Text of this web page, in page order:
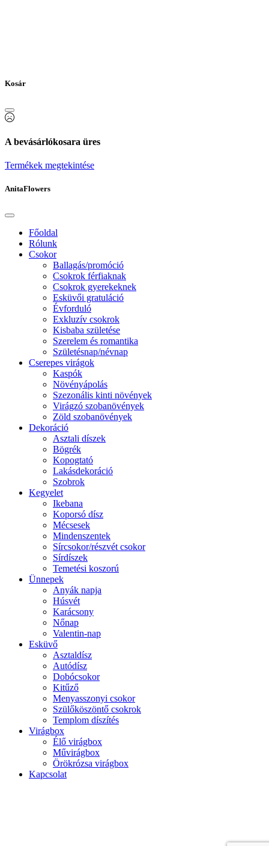
Kosár
A bevásárlókosara üres
Termékek megtekintése
AnitaFlowers
Főoldal
Rólunk
Csokor
Ballagás/promóció
Csokrok férfiaknak
Csokrok gyerekeknek
Esküvői gratuláció
Évforduló
Exkluzív csokrok
Kisbaba születése
Szerelem és romantika
Születésnap/névnap
Cserepes virágok
Kaspók
Növényápolás
Szezonális kinti növények
Virágzó szobanövények
Zöld szobanövények
Dekoráció
Asztali díszek
Bögrék
Kopogtató
Lakásdekoráció
Szobrok
Kegyelet
Ikebana
Koporsó dísz
Mécsesek
Mindenszentek
Sírcsokor/részvét csokor
Sírdíszek
Temetési koszorú
Ünnepek
Anyák napja
Húsvét
Karácsony
Nőnap
Valentin-nap
Esküvő
Asztaldísz
Autódísz
Dobócsokor
Kitűző
Menyasszonyi csokor
Szülőköszöntő csokrok
Templom díszítés
Virágbox
Élő virágbox
Művirágbox
Örökrózsa virágbox
Kapcsolat